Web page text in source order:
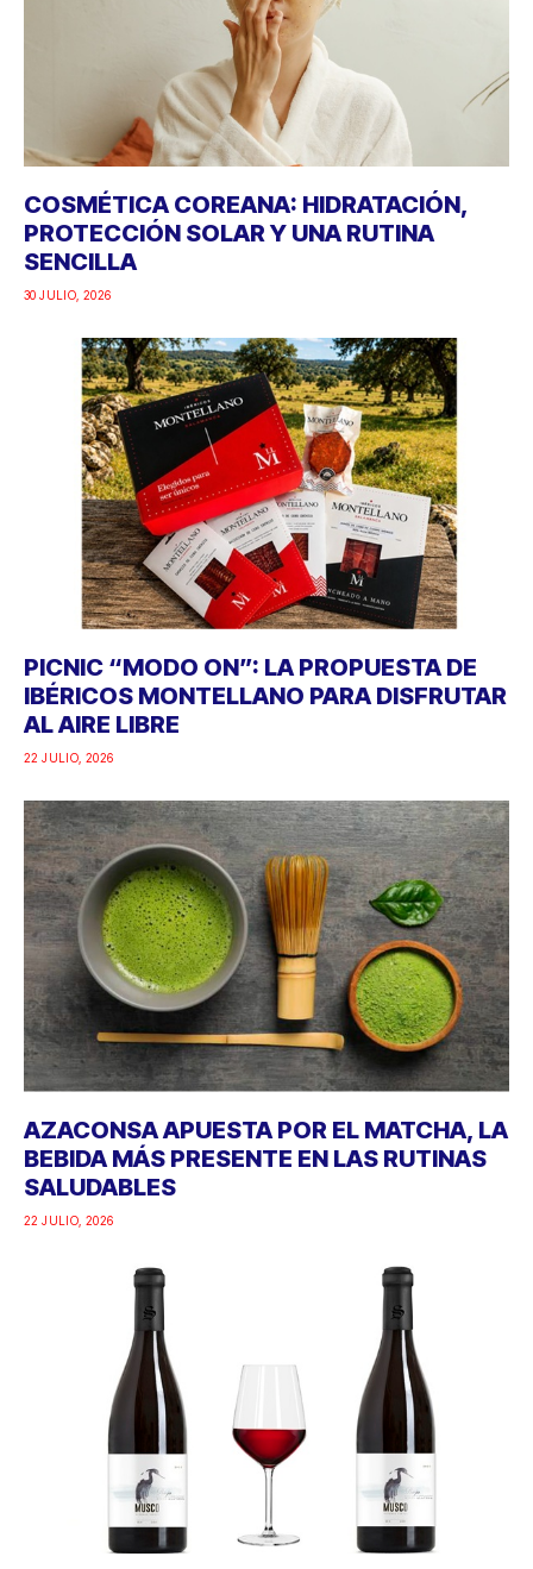
COSMÉTICA COREANA: HIDRATACIÓN,
PROTECCIÓN SOLAR Y UNA RUTINA
SENCILLA
30 JULIO, 2026
PICNIC “MODO ON”: LA PROPUESTA DE
IBÉRICOS MONTELLANO PARA DISFRUTAR
AL AIRE LIBRE
22 JULIO, 2026
AZACONSA APUESTA POR EL MATCHA, LA
BEBIDA MÁS PRESENTE EN LAS RUTINAS
SALUDABLES
22 JULIO, 2026